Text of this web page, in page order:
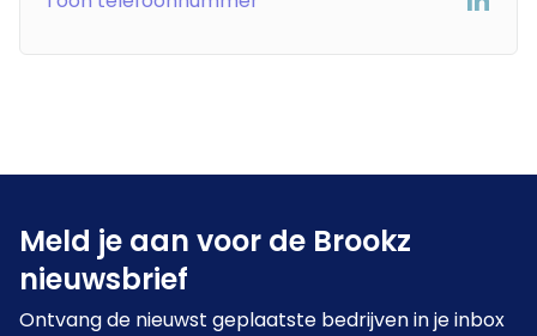
Meld je aan voor de Brookz
nieuwsbrief
Ontvang de nieuwst geplaatste bedrijven in je inbox